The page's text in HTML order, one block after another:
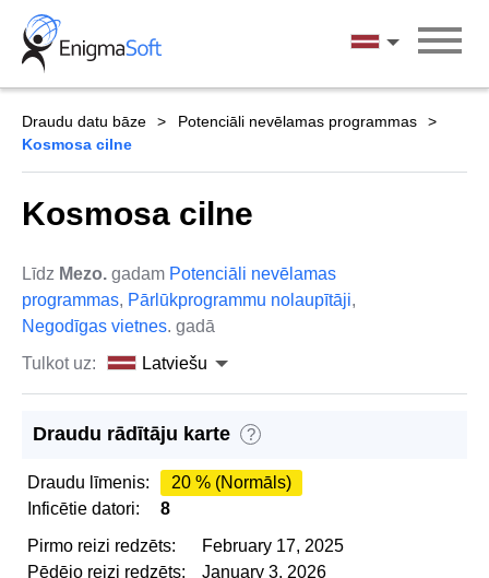
Skip
content
Latviešu
Draudu datu bāze
Potenciāli nevēlamas programmas
Kosmosa cilne
Kosmosa cilne
Līdz Mezo. gadam Potenciāli nevēlamas
programmas, Pārlūkprogrammu nolaupītāji,
Negodīgas vietnes. gadā
Tulkot uz:
Latviešu
Draudu rādītāju karte ?
Draudu līmenis:
20 % (Normāls)
Inficētie datori:
8
Pirmo reizi redzēts:
February 17, 2025
Pēdējo reizi redzēts:
January 3, 2026